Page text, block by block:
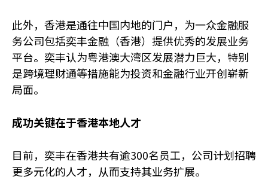
此外，香港是通往中国内地的门户，为一众金融服
务公司包括奕丰金融（香港）提供优秀的发展业务
平台。奕丰认为粤港澳大湾区发展潜力巨大，特别
是跨境理财通等措施能为投资和金融行业开创崭新
局面。
成功关键在于香港本地人才
目前，奕丰在香港共有逾300名员工，公司计划招聘
更多元化的人才，从而支持其业务扩展。